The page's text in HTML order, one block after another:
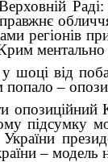
регіонів
у шоці від
попало –
опозиційний
підсумку
– модель